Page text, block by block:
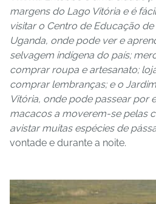
margens do Lago Vitória e é
visitar o Centro de Educação
Uganda, onde pode ver e
selvagem indígena do país;
comprar roupa e artesanato;
comprar lembranças; e o
Vitória, onde pode passear por
macacos a moverem-se pelas
avistar muitas espécies de
vontade e durante a noite.